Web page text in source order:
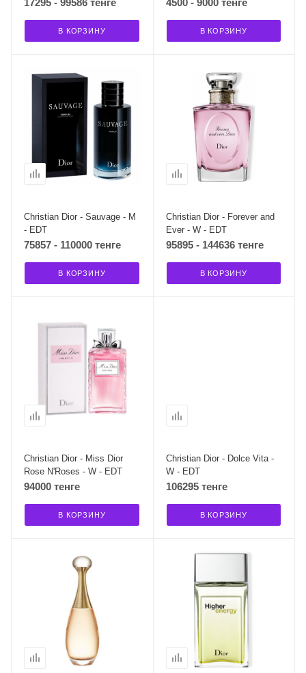
17295 - 99586 тенге
В КОРЗИНУ
4500 - 9000 тенге
В КОРЗИНУ
Christian Dior - Sauvage - M
- EDT
75857 - 110000 тенге
В КОРЗИНУ
Christian Dior - Forever and
Ever - W - EDT
95895 - 144636 тенге
В КОРЗИНУ
Christian Dior - Miss Dior
Rose N'Roses - W - EDT
94000 тенге
В КОРЗИНУ
Christian Dior - Dolce Vita -
W - EDT
106295 тенге
В КОРЗИНУ